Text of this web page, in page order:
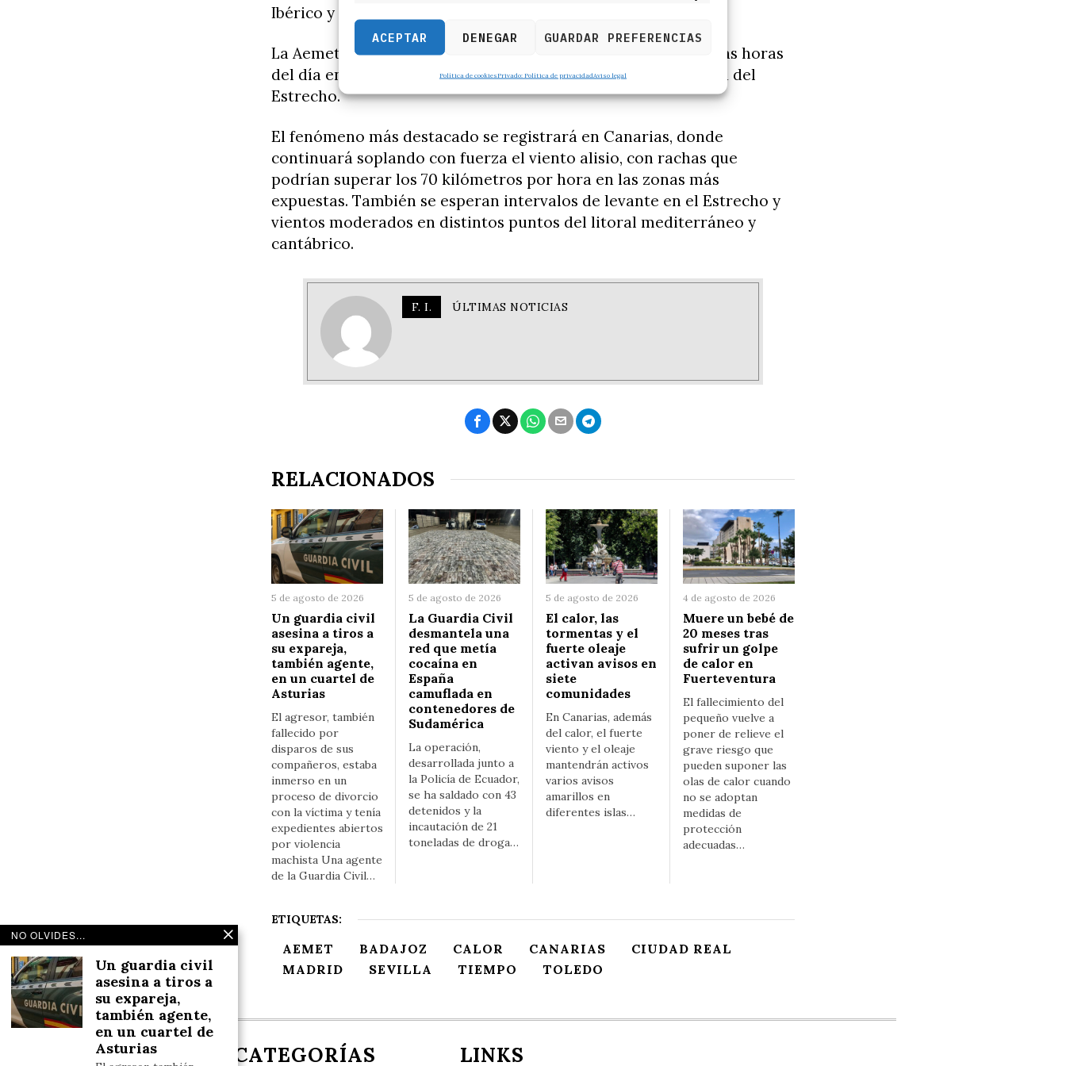
ACEPTAR DENEGAR GUARDAR PREFERENCIAS
Política de cookiesPrivado: Política de privacidadAviso legal
Ibérico y los Pirineos.
La Aemet también prevé bancos de niebla durante las primeras horas
del día en puntos del norte y este peninsular, además del área del
Estrecho.
El fenómeno más destacado se registrará en Canarias, donde
continuará soplando con fuerza el viento alisio, con rachas que
podrían superar los 70 kilómetros por hora en las zonas más
expuestas. También se esperan intervalos de levante en el Estrecho y
vientos moderados en distintos puntos del litoral mediterráneo y
cantábrico.
F. I. ÚLTIMAS NOTICIAS
RELACIONADOS
5 de agosto de 2026
Un guardia civil
asesina a tiros a
su expareja,
también agente,
en un cuartel de
Asturias
El agresor, también
fallecido por
disparos de sus
compañeros, estaba
inmerso en un
proceso de divorcio
con la víctima y tenía
expedientes abiertos
por violencia
machista Una agente
de la Guardia Civil…
5 de agosto de 2026
La Guardia Civil
desmantela una
red que metía
cocaína en
España
camuflada en
contenedores de
Sudamérica
La operación,
desarrollada junto a
la Policía de Ecuador,
se ha saldado con 43
detenidos y la
incautación de 21
toneladas de droga…
5 de agosto de 2026
El calor, las
tormentas y el
fuerte oleaje
activan avisos en
siete
comunidades
En Canarias, además
del calor, el fuerte
viento y el oleaje
mantendrán activos
varios avisos
amarillos en
diferentes islas…
4 de agosto de 2026
Muere un bebé de
20 meses tras
sufrir un golpe
de calor en
Fuerteventura
El fallecimiento del
pequeño vuelve a
poner de relieve el
grave riesgo que
pueden suponer las
olas de calor cuando
no se adoptan
medidas de
protección
adecuadas…
ETIQUETAS:
AEMET BADAJOZ CALOR CANARIAS
CIUDAD REAL
MADRID
SEVILLA TIEMPO TOLEDO
NOSOTROS CATEGORÍAS LINKS
NO OLVIDES...
Un guardia civil
asesina a tiros a
su expareja,
también agente,
en un cuartel de
Asturias